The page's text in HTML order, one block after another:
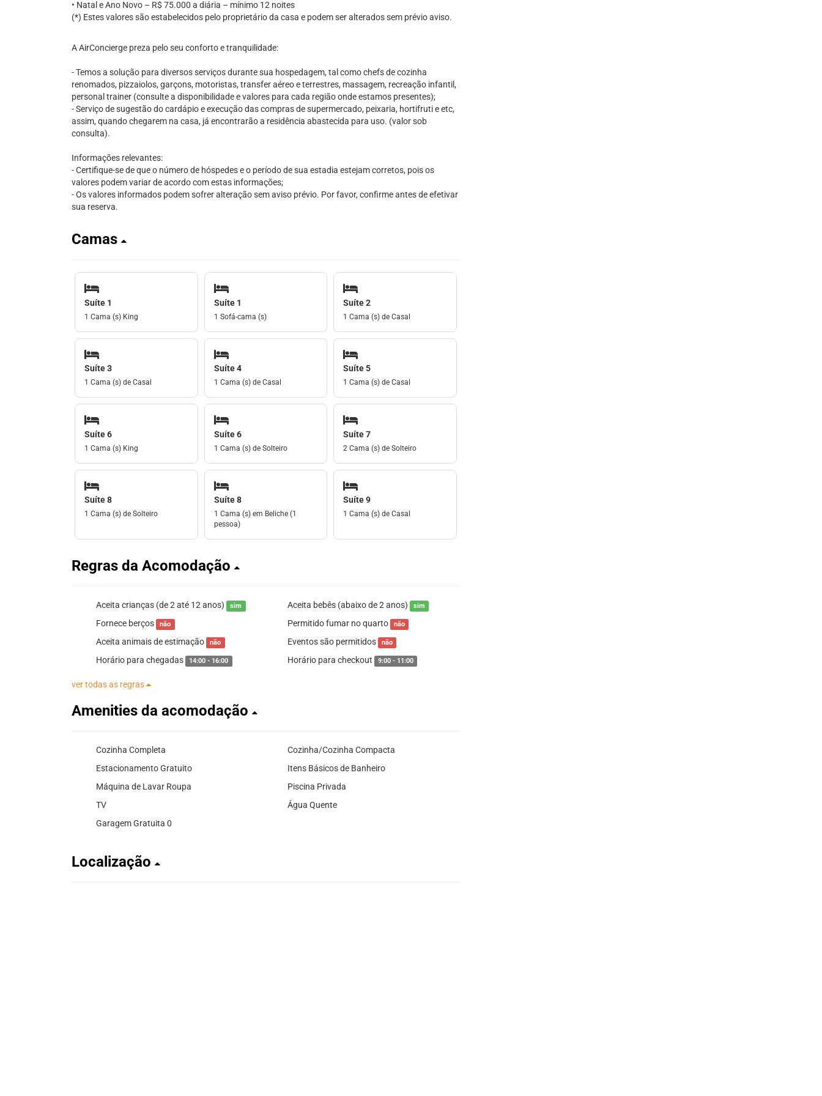
• Natal e Ano Novo – R$ 75.000 a diária – mínimo 12 noites
(*) Estes valores são estabelecidos pelo proprietário da casa e podem ser alterados sem prévio aviso.
A AirConcierge preza pelo seu conforto e tranquilidade:
- Temos a solução para diversos serviços durante sua hospedagem, tal como chefs de cozinha
renomados, pizzaiolos, garçons, motoristas, transfer aéreo e terrestres, massagem, recreação infantil,
personal trainer (consulte a disponibilidade e valores para cada região onde estamos presentes);
- Serviço de sugestão do cardápio e execução das compras de supermercado, peixaria, hortifruti e etc,
assim, quando chegarem na casa, já encontrarão a residência abastecida para uso. (valor sob
consulta).
Informações relevantes:
- Certifique-se de que o número de hóspedes e o período de sua estadia estejam corretos, pois os
valores podem variar de acordo com estas informações;
- Os valores informados podem sofrer alteração sem aviso prévio. Por favor, confirme antes de efetivar
sua reserva.
Camas
Suíte 1
1 Cama (s) King
Suíte 1
1 Sofá-cama (s)
Suíte 2
1 Cama (s) de Casal
Suíte 3
1 Cama (s) de Casal
Suíte 4
1 Cama (s) de Casal
Suíte 5
1 Cama (s) de Casal
Suíte 6
1 Cama (s) King
Suíte 6
1 Cama (s) de Solteiro
Suíte 7
2 Cama (s) de Solteiro
Suíte 8
1 Cama (s) de Solteiro
Suíte 8
1 Cama (s) em Beliche (1
pessoa)
Suíte 9
1 Cama (s) de Casal
Regras da Acomodação
Aceita crianças (de 2 até 12 anos) sim Aceita bebês (abaixo de 2 anos) sim
Fornece berços não Permitido fumar no quarto não
Aceita animais de estimação não Eventos são permitidos não
Horário para chegadas 14:00 - 16:00 Horário para checkout 9:00 - 11:00
ver todas as regras
Amenities da acomodação
Cozinha Completa
Cozinha/Cozinha Compacta
Estacionamento Gratuito
Itens Básicos de Banheiro
Máquina de Lavar Roupa
Piscina Privada
TV
Água Quente
Garagem Gratuita 0
Localização